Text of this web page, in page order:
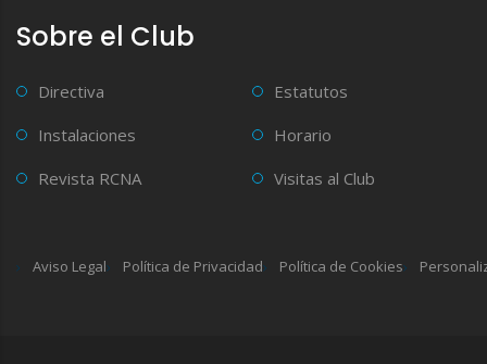
Sobre el Club
Directiva
Estatutos
Instalaciones
Horario
Revista RCNA
Visitas al Club
Aviso Legal Política de Privacidad Política de Cookies